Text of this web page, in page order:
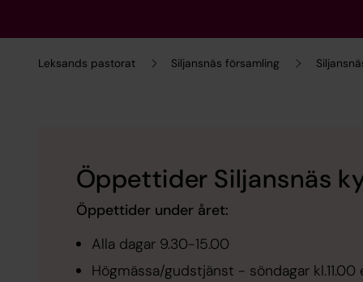
Leksands pastorat Siljansnäs församling
Öppettider Siljansnäs
Öppettider under året:
Alla dagar 9.30-15.00
Högmässa/gudstjänst - söndagar kl.11.00